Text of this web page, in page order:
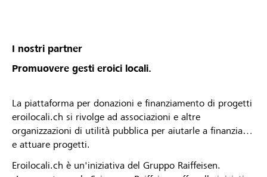
I nostri partner
Promuovere gesti eroici locali.
La piattaforma per donazioni e finanziamento di progetti
eroilocali.ch si rivolge ad associazioni e altre
organizzazioni di utilità pubblica per aiutarle a finanziare
e attuare progetti.
Eroilocali.ch è un'iniziativa del Gruppo Raiffeisen.